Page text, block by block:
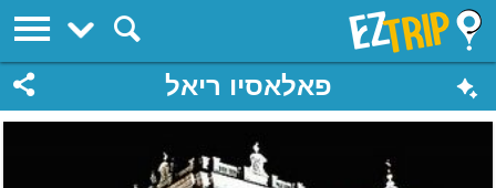
EZTrip
פאלאסיו ריאל